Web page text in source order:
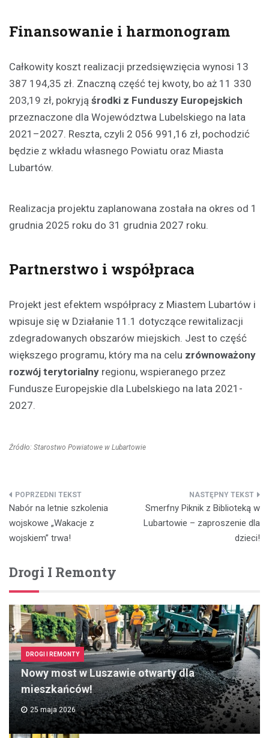
Finansowanie i harmonogram
Całkowity koszt realizacji przedsięwzięcia wynosi 13
387 194,35 zł. Znaczną część tej kwoty, bo aż 11 330
203,19 zł, pokryją środki z Funduszy Europejskich
przeznaczone dla Województwa Lubelskiego na lata
2021–2027. Reszta, czyli 2 056 991,16 zł, pochodzić
będzie z wkładu własnego Powiatu oraz Miasta
Lubartów.
Realizacja projektu zaplanowana została na okres od 1
grudnia 2025 roku do 31 grudnia 2027 roku.
Partnerstwo i współpraca
Projekt jest efektem współpracy z Miastem Lubartów i
wpisuje się w Działanie 11.1 dotyczące rewitalizacji
zdegradowanych obszarów miejskich. Jest to część
większego programu, który ma na celu zrównoważony
rozwój terytorialny regionu, wspieranego przez
Fundusze Europejskie dla Lubelskiego na lata 2021-
2027.
Źródło: Starostwo Powiatowe w Lubartowie
Nawigacja
wpisu
Nabór na letnie szkolenia
wojskowe „Wakacje z
wojskiem” trwa!
Smerfny Piknik z Biblioteką w
Lubartowie – zaproszenie dla
dzieci!
Drogi I Remonty
DROGI I REMONTY
Nowy most w Luszawie otwarty dla
mieszkańców!
25 maja 2026